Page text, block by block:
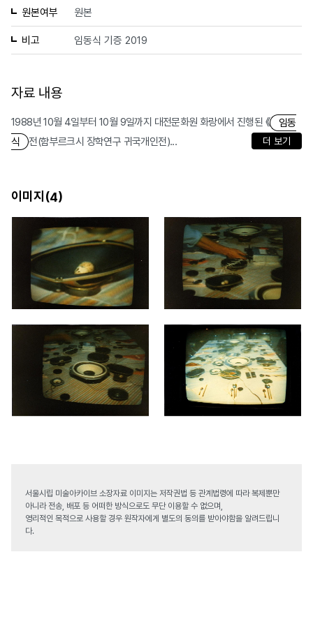
원본여부 원본
비고 임동식 기증 2019
자료 내용
1988년 10월 4일부터 10월 9일까지 대전문화원 화랑에서 진행된 《
임동
식
전(함부르크시 장학연구 귀국개인전)... 더 보기
이미지(4)
서울시립 미술아카이브 소장자료 이미지는 저작권법 등 관계법령에 따라 복제뿐만
아니라 전송, 배포 등 어떠한 방식으로도 무단 이용할 수 없으며,
영리적인 목적으로 사용할 경우 원작자에게 별도의 동의를 받아야함을 알려드립니
다.